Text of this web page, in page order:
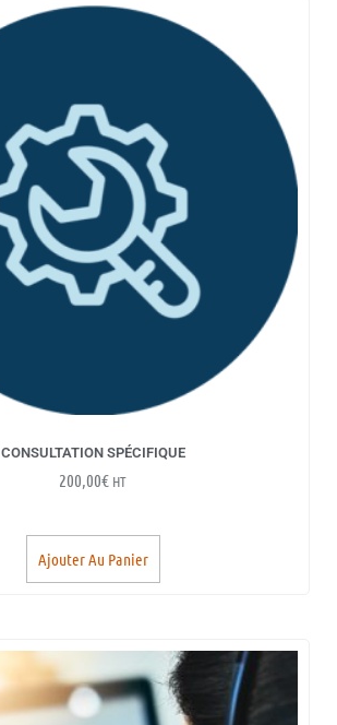
CONSULTATION SPÉCIFIQUE
200,00€ HT
Ajouter Au Panier